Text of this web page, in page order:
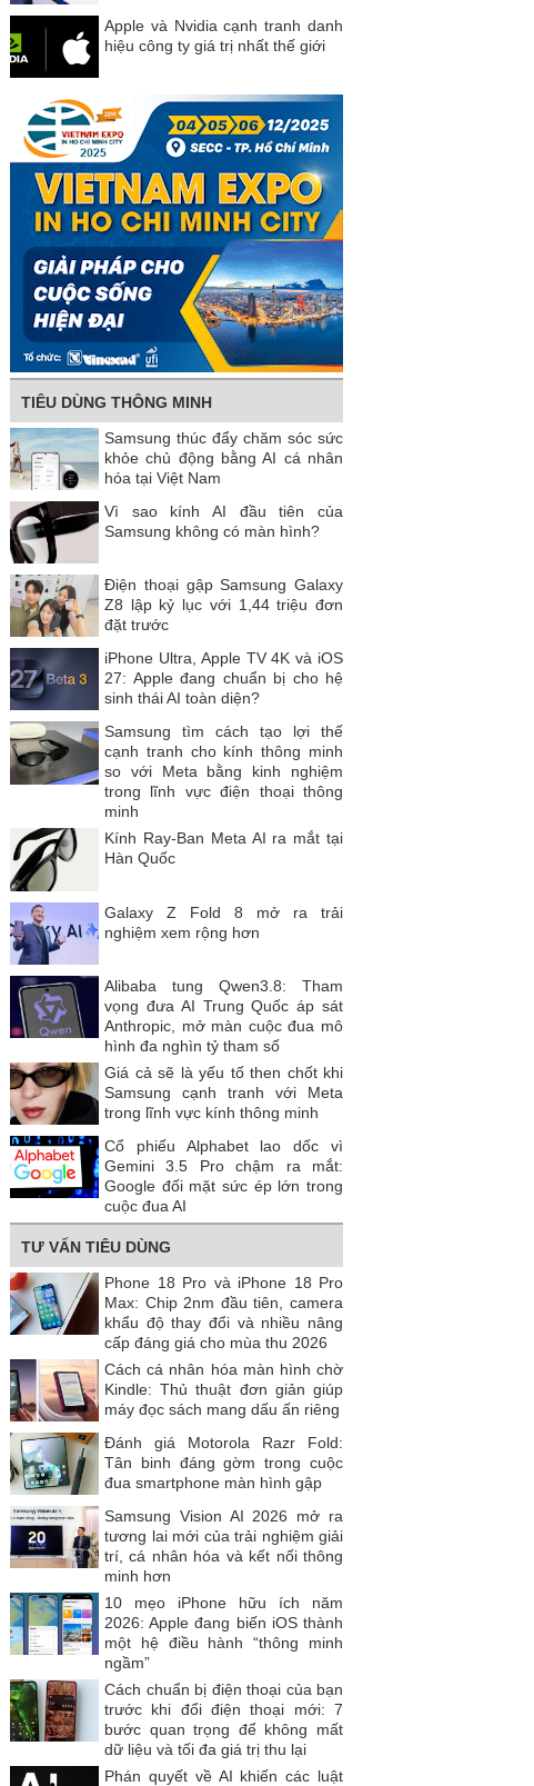
Apple và Nvidia cạnh tranh danh
hiệu công ty giá trị nhất thế giới
TIÊU DÙNG THÔNG MINH
Samsung thúc đẩy chăm sóc sức
khỏe chủ động bằng AI cá nhân
hóa tại Việt Nam
Vì sao kính AI đầu tiên của
Samsung không có màn hình?
Điện thoại gập Samsung Galaxy
Z8 lập kỷ lục với 1,44 triệu đơn
đặt trước
iPhone Ultra, Apple TV 4K và iOS
27: Apple đang chuẩn bị cho hệ
sinh thái AI toàn diện?
Samsung tìm cách tạo lợi thế
cạnh tranh cho kính thông minh
so với Meta bằng kinh nghiệm
trong lĩnh vực điện thoại thông
minh
Kính Ray-Ban Meta AI ra mắt tại
Hàn Quốc
Galaxy Z Fold 8 mở ra trải
nghiệm xem rộng hơn
Alibaba tung Qwen3.8: Tham
vọng đưa AI Trung Quốc áp sát
Anthropic, mở màn cuộc đua mô
hình đa nghìn tỷ tham số
Giá cả sẽ là yếu tố then chốt khi
Samsung cạnh tranh với Meta
trong lĩnh vực kính thông minh
Cổ phiếu Alphabet lao dốc vì
Gemini 3.5 Pro chậm ra mắt:
Google đối mặt sức ép lớn trong
cuộc đua AI
TƯ VẤN TIÊU DÙNG
Phone 18 Pro và iPhone 18 Pro
Max: Chip 2nm đầu tiên, camera
khẩu độ thay đổi và nhiều nâng
cấp đáng giá cho mùa thu 2026
Cách cá nhân hóa màn hình chờ
Kindle: Thủ thuật đơn giản giúp
máy đọc sách mang dấu ấn riêng
Đánh giá Motorola Razr Fold:
Tân binh đáng gờm trong cuộc
đua smartphone màn hình gập
Samsung Vision AI 2026 mở ra
tương lai mới của trải nghiệm giải
trí, cá nhân hóa và kết nối thông
minh hơn
10 mẹo iPhone hữu ích năm
2026: Apple đang biến iOS thành
một hệ điều hành “thông minh
ngầm”
Cách chuẩn bị điện thoại của bạn
trước khi đổi điện thoại mới: 7
bước quan trọng để không mất
dữ liệu và tối đa giá trị thu lại
Phán quyết về AI khiến các luật